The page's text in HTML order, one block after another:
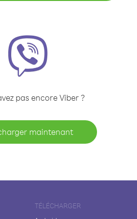
pas encore Viber ?
maintenant
TÉLÉCHARGER